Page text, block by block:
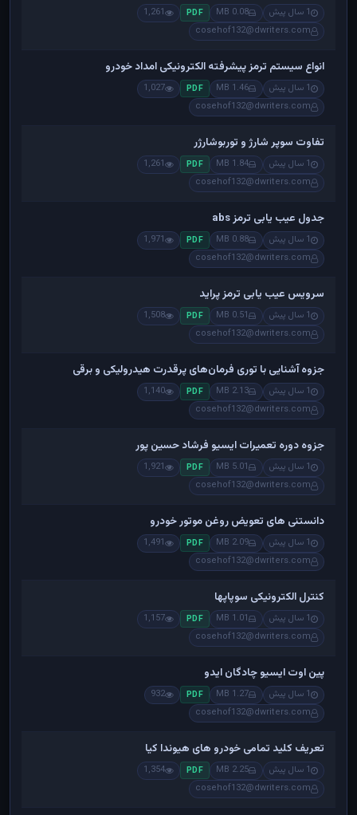
1 سال پیش 0.08 MB
PDF
1,261
cosehof132@dwriters.com
انواع سیستم ترمز پیشرفته الکترونیکی امداد خودرو
1 سال پیش 1.46 MB
PDF
1,027
cosehof132@dwriters.com
تفاوت سوپر شارژ و توربوشارژر
1 سال پیش 1.84 MB
PDF
1,261
cosehof132@dwriters.com
جدول عیب یابی ترمز abs
1 سال پیش 0.88 MB
PDF
1,971
cosehof132@dwriters.com
سرویس عیب یابی ترمز پراید
1 سال پیش 0.51 MB
PDF
1,508
cosehof132@dwriters.com
جزوه آشنایی با توری فرمان‌های پرقدرت هیدرولیکی و برقی
1 سال پیش 2.13 MB
PDF
1,140
cosehof132@dwriters.com
جزوه دوره تعمیرات ایسیو فرشاد حسین پور
1 سال پیش 5.01 MB
PDF
1,921
cosehof132@dwriters.com
دانستنی های تعویض روغن موتور خودرو
1 سال پیش 2.09 MB
PDF
1,491
cosehof132@dwriters.com
کنترل الکترونیکی سوپاپها
1 سال پیش 1.01 MB
PDF
1,157
cosehof132@dwriters.com
پین اوت ایسیو چادگان ایدو
1 سال پیش 1.27 MB
PDF
932
cosehof132@dwriters.com
تعریف کلید تمامی خودرو های هیوندا کیا
1 سال پیش 2.25 MB
PDF
1,354
cosehof132@dwriters.com